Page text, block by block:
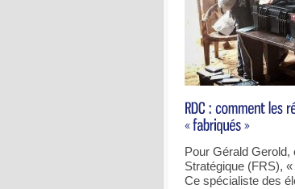
Pour Gérald
Stratégique (FRS),
Ce spécialiste des